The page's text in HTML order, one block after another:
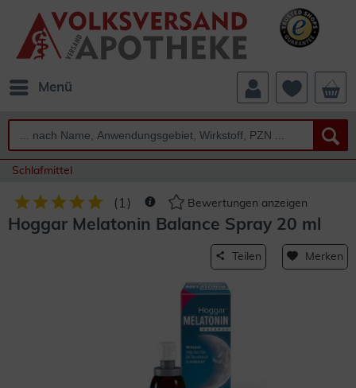
Menü
Schlafmittel
( 1 ) Bewertungen anzeigen
Hoggar Melatonin Balance Spray 20 ml
Teilen Merken